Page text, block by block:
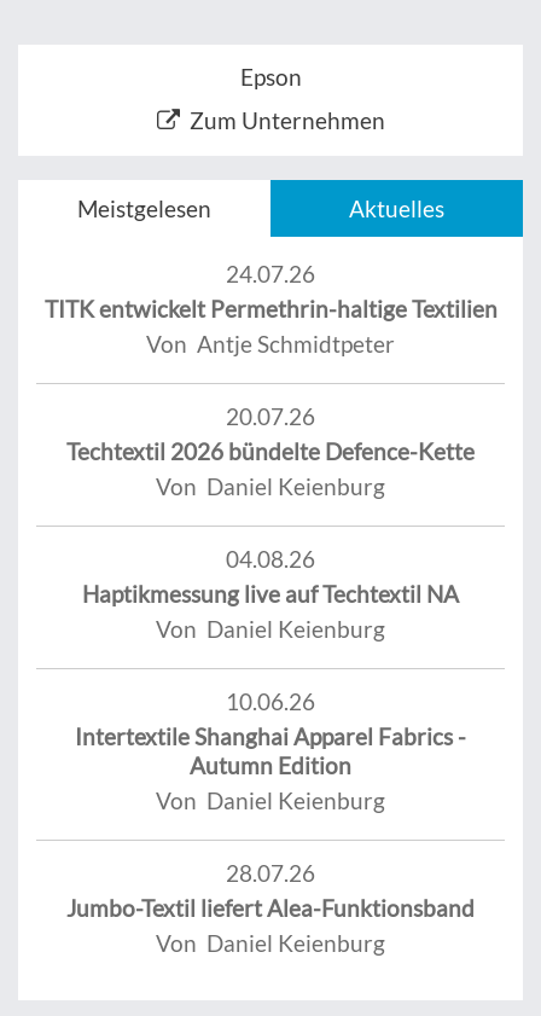
Epson
Zum Unternehmen
Meistgelesen Aktuelles
24.07.26
TITK entwickelt Permethrin-haltige Textilien
Von Antje Schmidtpeter
20.07.26
Techtextil 2026 bündelte Defence-Kette
Von Daniel Keienburg
04.08.26
Haptikmessung live auf Techtextil NA
Von Daniel Keienburg
10.06.26
Intertextile Shanghai Apparel Fabrics -
Autumn Edition
Von Daniel Keienburg
28.07.26
Jumbo-Textil liefert Alea-Funktionsband
Von Daniel Keienburg